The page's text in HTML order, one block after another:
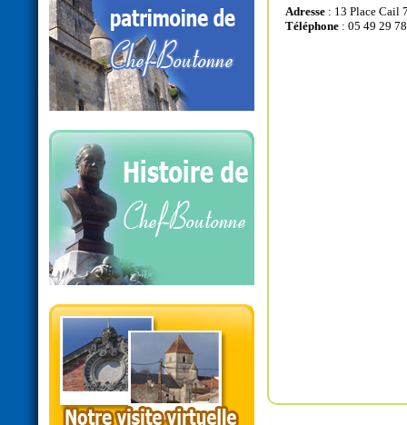
Adresse : 13 Place Cail
Téléphone : 05 49 29